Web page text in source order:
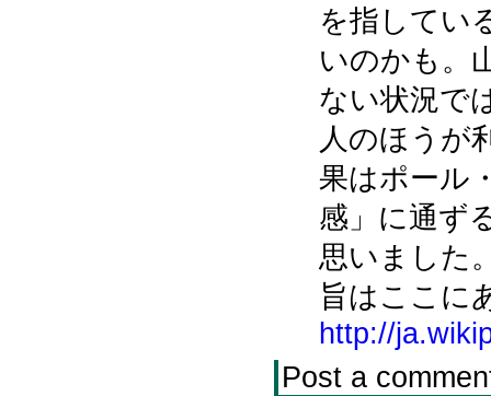
を指してい
いのかも。
ない状況で
人のほうが
果はポール
感」に通ず
思いました
旨はここに
http://
Post a